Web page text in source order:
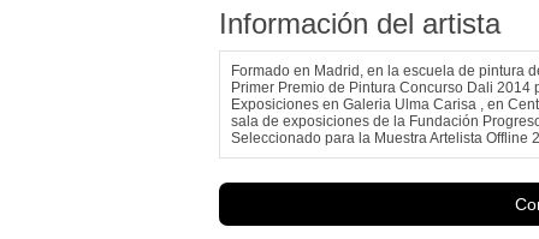
Información del artista
Formado en Madrid, en la escuela de pintura
Primer Premio de Pintura Concurso Dali 2014
Exposiciones en Galeria Ulma Carisa , en
sala de exposiciones de la Fundación
Seleccionado para la Muestra Artelista Offline